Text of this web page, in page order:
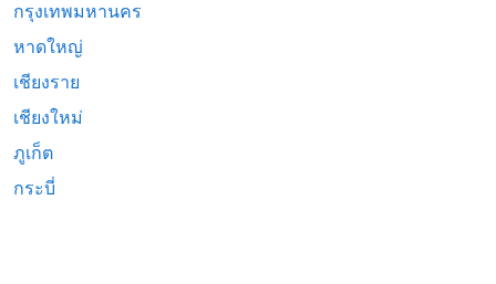
กรุงเทพมหานคร
หาดใหญ่
เชียงราย
เชียงใหม่
ภูเก็ต
กระบี่